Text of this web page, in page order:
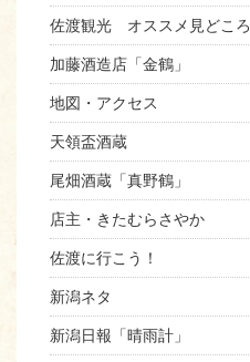
佐渡観光 オススメ見どころ
加藤酒造店「金鶴」
地図・アクセス
天領盃酒蔵
尾畑酒蔵「真野鶴」
店主・きたむらさやか
佐渡に行こう！
新潟ネタ
新潟日報「晴雨計」